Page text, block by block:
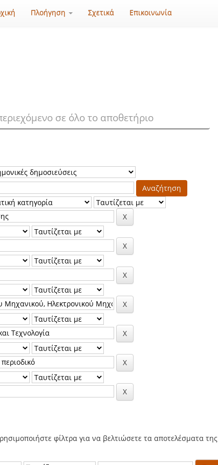
Πλοήγηση Σχετικά Επικοινωνία
φίλτρα για να βελτιώσετε τα αποτελέσματα της